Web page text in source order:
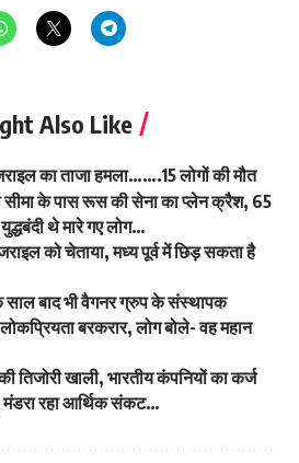
Also Like
का ताजा हमला…….15 लोगों की मौत
के पास रूस की सेना का प्लेन क्रैश, 65
थे मारे गए लोग…
को चेताया, मध्य पूर्व में छिड़ सकता है
साल बाद भी वैगनर ग्रुप के संस्थापक
बरकरार, लोग बोले- वह महान
तिजोरी खाली, भारतीय कंपनियों का कर्ज
रहा आर्थिक संकट…